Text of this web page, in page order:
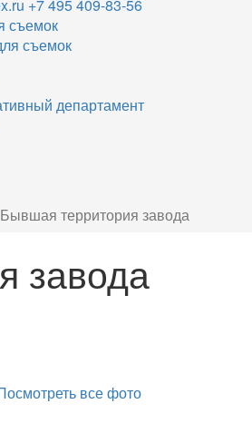
+7 495 409-83-56
съемок
съемок
департамент
Бывшая территория завода
завода
все фото